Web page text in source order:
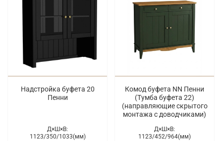
Надстройка буфета 20
Пенни
Д×Ш×В:
1123/350/1033(мм)
Комод буфета NN Пенни
(Тумба буфета 22)
(направляющие скрытого
монтажа с доводчиками)
Д×Ш×В:
1123/452/964(мм)